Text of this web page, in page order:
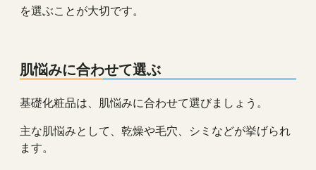
を選ぶことが大切です。
肌悩みに合わせて選ぶ
基礎化粧品は、肌悩みに合わせて選びましょう。
主な肌悩みとして、乾燥や毛穴、シミなどが挙げられ
ます。